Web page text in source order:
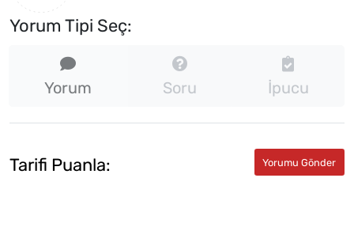
Yorum Tipi Seç:
Yorum Soru İpucu
Tarifi Puanla: